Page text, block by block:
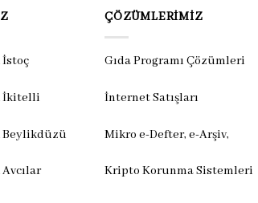
İstoç
İkitelli
Beylikdüzü
ÇÖZÜMLERIMIZ
Gıda Programı Çözümleri
İnternet Satışları
Mikro e-Defter, e-Arşiv,
Kripto Korunma Sistemleri